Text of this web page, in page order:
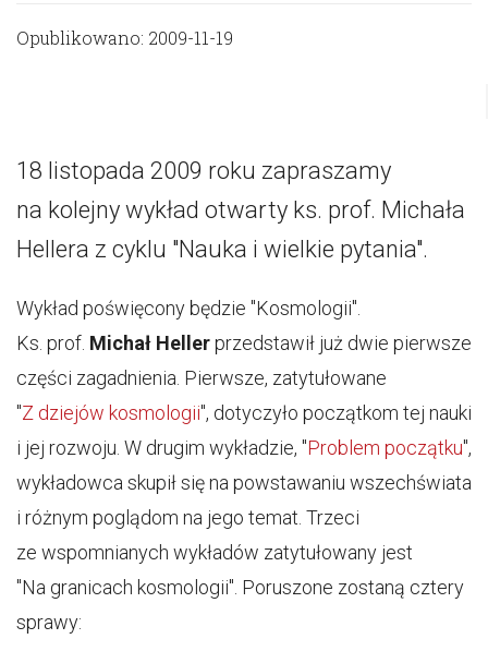
Opublikowano: 2009-11-19
18 listopada 2009 roku zapraszamy
na kolejny wykład otwarty ks. prof. Michała
Hellera z cyklu "Nauka i wielkie pytania".
Wykład poświęcony będzie "Kosmologii".
Ks. prof. Michał Hellerprzedstawił już dwie pierwsze
części zagadnienia. Pierwsze, zatytułowane
"Z dziejów kosmologii", dotyczyło początkom tej nauki
i jej rozwoju. W drugim wykładzie, "Problem początku",
wykładowca skupił się na powstawaniu wszechświata
i różnym poglądom na jego temat. Trzeci
ze wspomnianych wykładów zatytułowany jest
"Na granicach kosmologii". Poruszone zostaną cztery
sprawy: